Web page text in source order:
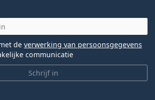
Schrijf in
de verwerking van persoonsgegevens
communicatie